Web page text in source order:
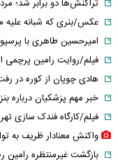
تراکنش‌ها دو برابر شد؛
عکس/بنری که شبانه
امیرحسین طاهری با
فیلم/روایت رامین پرچمی
هادی چوپان از کوره در
خبر مهم پزشکیان درباره
فیلم/کارگاه فندک سازی
واکنش معنادار ظریف به
بازگشت غیرمنتظره رامین